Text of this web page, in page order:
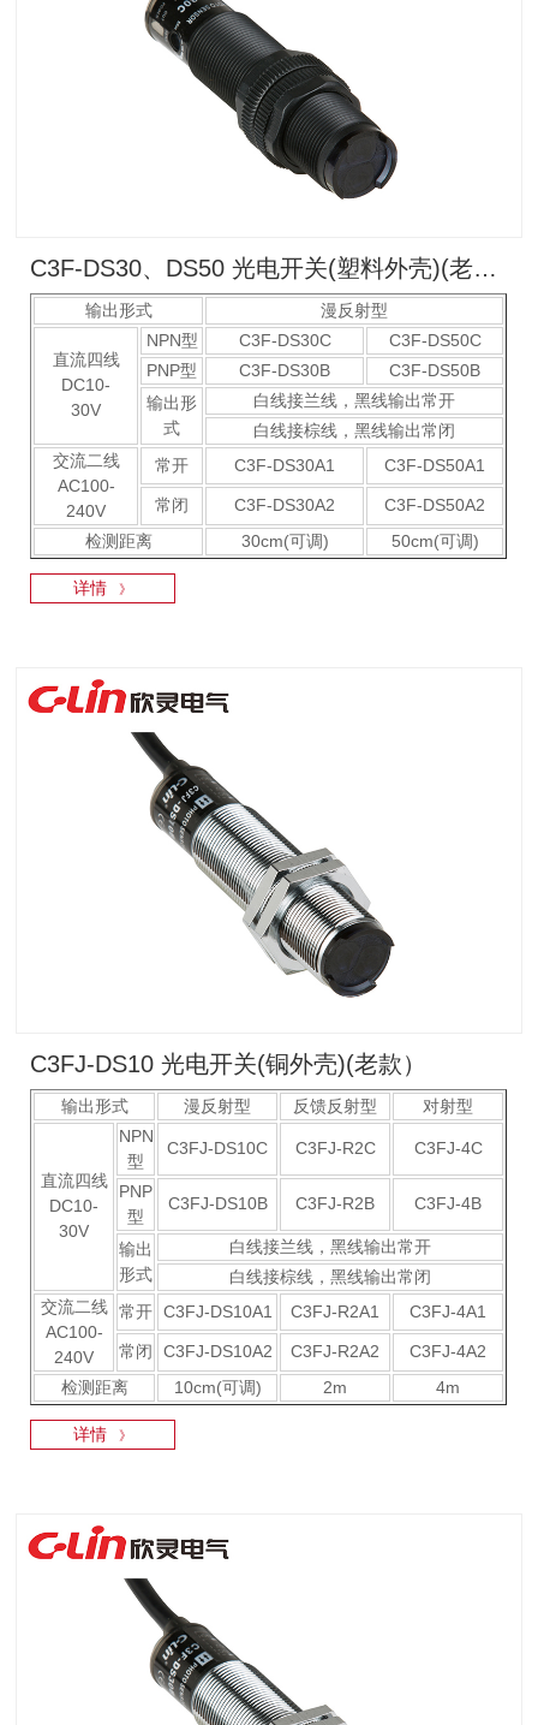
C3F-DS30、DS50 光电开关(塑料外壳)(老款）
输出形式 漫反射型
直流四线
DC10-
30V
NPN型 C3F-DS30C
C3F-DS50C
PNP型
C3F-DS30B
C3F-DS50B
输出形
式
白线接兰线，黑线输出常开
白线接棕线，黑线输出常闭
交流二线
AC100-
240V
常开 C3F-DS30A1 C3F-DS50A1
常闭 C3F-DS30A2
C3F-DS50A2
检测距离
30cm(可调) 50cm(可调)
详情 》
C3FJ-DS10 光电开关(铜外壳)(老款）
输出形式 漫反射型 反馈反射型 对射型
直流四线
DC10-
30V
NPN
型
C3FJ-DS10C C3FJ-R2C C3FJ-4C
PNP
型
C3FJ-DS10B C3FJ-R2B C3FJ-4B
输出
形式
白线接兰线，黑线输出常开
白线接棕线，黑线输出常闭
交流二线
AC100-
240V
常开 C3FJ-DS10A1 C3FJ-R2A1 C3FJ-4A1
常闭 C3FJ-DS10A2 C3FJ-R2A2
C3FJ-4A2
检测距离
10cm(可调) 2m 4m
详情 》